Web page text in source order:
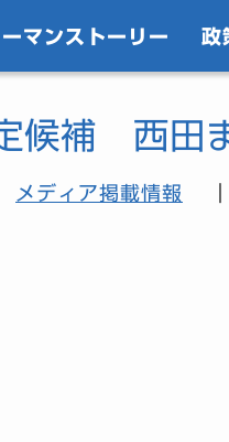
ーマンストーリー 政
補 西田ま
メディア掲載情報